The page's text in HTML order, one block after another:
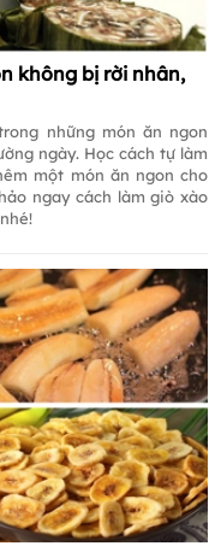
không bị rời nhân,
những món ăn ngon
ngày. Học cách tự làm
một món ăn ngon cho
ngay cách làm giò xào